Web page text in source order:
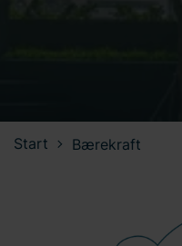
Start Bærekraft